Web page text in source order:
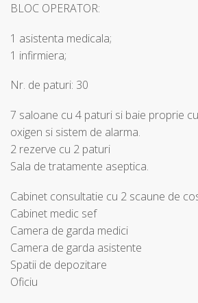
BLOC OPERATOR:
1 asistenta medicala;
1 infirmiera;
Nr. de paturi: 30
7 saloane cu 4 paturi si baie proprie
oxigen si sistem de alarma.
2 rezerve cu 2 paturi
Sala de tratamente aseptica.
Cabinet consultatie cu 2 scaune de
Cabinet medic sef
Camera de garda medici
Camera de garda asistente
Spatii de depozitare
Oficiu